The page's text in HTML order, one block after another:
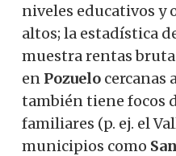
niveles educativos y
altos; la estadística
muestra rentas
en Pozuelo cercanas
también tiene focos
familiares (p. ej. el
municipios como